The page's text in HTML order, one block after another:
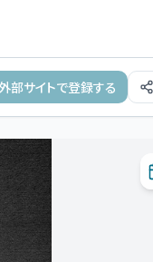
部サイトで登録する